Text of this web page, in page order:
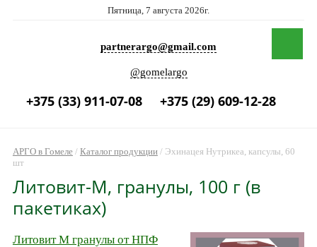
Пятница, 7 августа 2026г.
partnerargo@gmail.com
@gomelargo
+375 (33) 911-07-08 +375 (29) 609-12-28
АРГО в Гомеле/ Каталог продукции/ Эхинацея Нутрикеа, капсулы, 60
шт
Литовит-М, гранулы, 100 г (в
пакетиках)
Литовит М гранулы от НПФ